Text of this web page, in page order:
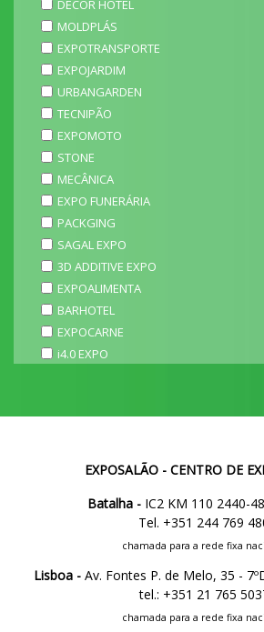
DECOR HOTEL
MOLDPLÁS
EXPOTRANSPORTE
EXPOJARDIM
URBANGARDEN
TECNIPÃO
EXPOMOTO
STONE
MECÂNICA
EXPO FUNERÁRIA
PACKGING
SAGAL EXPO
3D ADDITIVE EXPO
EXPOALIMENTA
BARHOTEL
EXPOCARNE
i4.0 EXPO
EXPOSALÃO - CENTRO DE
Batalha -IC2 KM 110 2440-
Tel. +351 244 769
chamada para a rede fixa
Lisboa - Av. Fontes P. de Melo, 35 -
tel.: +351 21 765
chamada para a rede fixa